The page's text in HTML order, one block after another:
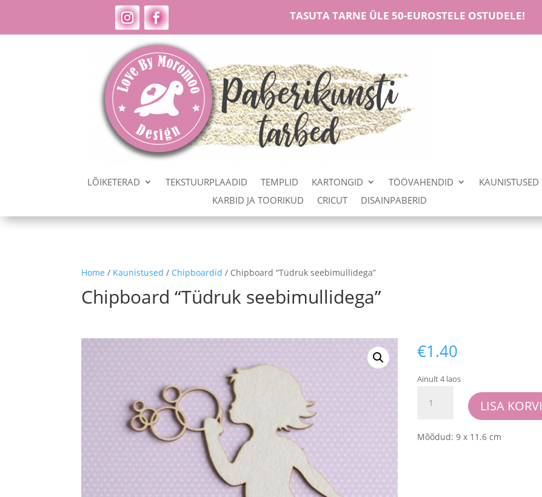
TASUTA TARNE ÜLE 50-EUROSTELE OSTUDELE!
LÕIKETERAD TEKSTUURPLAADID TEMPLID KARTONGID TÖÖVAHENDID
KAUNISTUSED
KARBID JA TOORIKUD
CRICUT DISAINPABERID
Home / Kaunistused / Chipboardid / Chipboard “Tüdruk seebimullidega”
Chipboard “Tüdruk seebimullidega”
€1.40
Ainult 4 laos
"Tüdruk
seebimullidega"
kogus
LISA KORVI
Mõõdud: 9 x 11.6 cm